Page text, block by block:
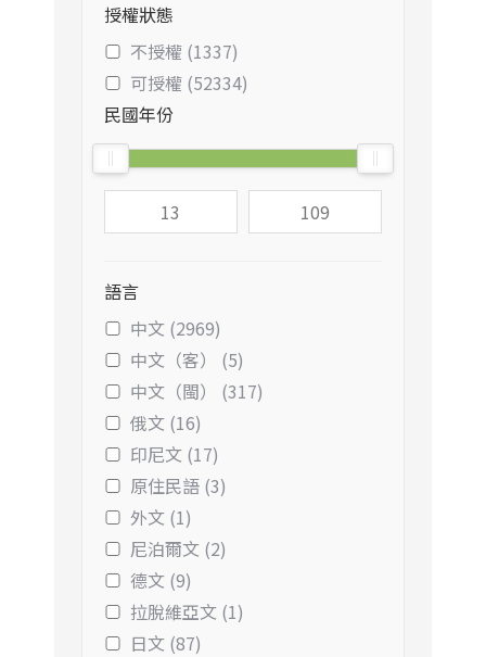
授權狀態
不授權 (1337)
可授權 (52334)
民國年份
語言
中文 (2969)
中文（客） (5)
中文（閩） (317)
俄文 (16)
印尼文 (17)
原住民語 (3)
外文 (1)
尼泊爾文 (2)
德文 (9)
拉脫維亞文 (1)
日文 (87)